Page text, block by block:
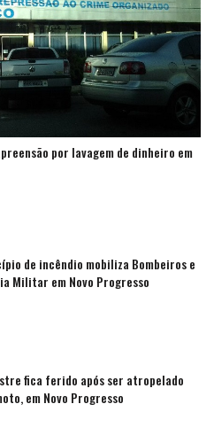
por lavagem de dinheiro em
de incêndio mobiliza Bombeiros e
Militar em Novo Progresso
fica ferido após ser atropelado
em Novo Progresso